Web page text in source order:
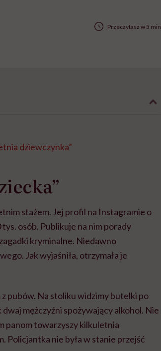
Przeczytasz w 5 min
dziewczynka”
stażem. Jej profil na Instagramie o
osób. Publikuje na nim porady
kryminalne. Niedawno
Jak wyjaśniła, otrzymała je
pubów. Na stoliku widzimy butelki po
mężczyźni spożywający alkohol. Nie
panom towarzyszy kilkuletnia
Policjantka nie była w stanie przejść